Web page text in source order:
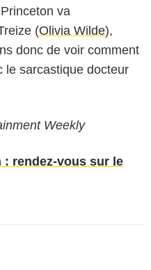
va
(Olivia Wilde),
donc de voir comment
le sarcastique docteur
Weekly
: rendez-vous sur le